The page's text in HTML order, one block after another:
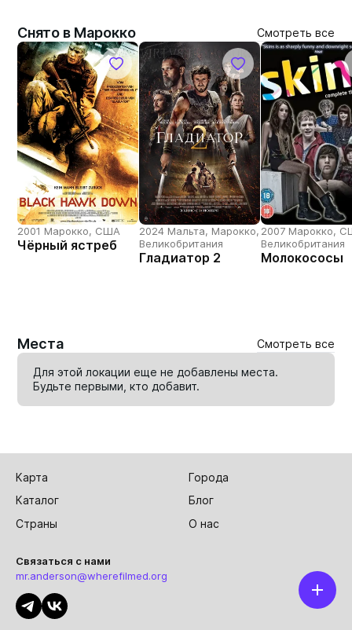
Снято в Марокко Смотреть все
2001 Марокко, США
Чёрный ястреб
2024 Мальта, Марокко,
Великобритания
Гладиатор 2
2007 Марокко,
Великобритания
Молокососы
Места Смотреть все
Для этой локации еще не добавлены места.
Будьте первыми, кто добавит.
Карта
Города
Каталог
Блог
Страны
О нас
Связаться с нами
mr.anderson@wherefilmed.org